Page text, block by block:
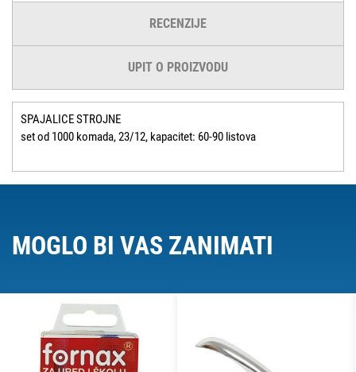
RECENZIJE
UPIT O PROIZVODU
SPAJALICE STROJNE
set od 1000 komada, 23/12, kapacitet: 60-90 listova
MOGLO BI VAS ZANIMATI